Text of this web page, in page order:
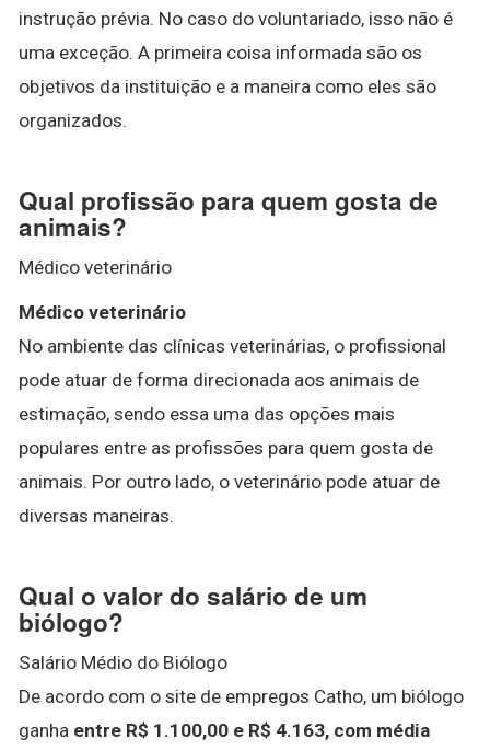
instrução prévia. No caso do voluntariado, isso não é
uma exceção. A primeira coisa informada são os
objetivos da instituição e a maneira como eles são
organizados.
Qual profissão para quem gosta de
animais?
Médico veterinário
Médico veterinário
No ambiente das clínicas veterinárias, o profissional
pode atuar de forma direcionada aos animais de
estimação, sendo essa uma das opções mais
populares entre as profissões para quem gosta de
animais. Por outro lado, o veterinário pode atuar de
diversas maneiras.
Qual o valor do salário de um
biólogo?
Salário Médio do Biólogo
De acordo com o site de empregos Catho, um biólogo
ganha entre R$ 1.100,00 e R$ 4.163, com média